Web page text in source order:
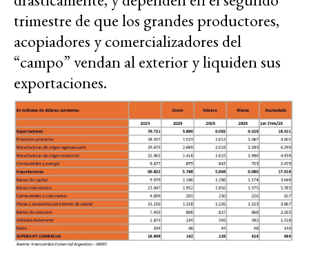
trimestre de que los grandes productores,
acopiadores y comercializadores del
“campo” vendan al exterior y liquiden sus
exportaciones.